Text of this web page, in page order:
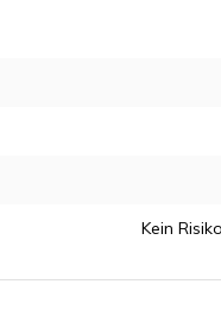
Kein